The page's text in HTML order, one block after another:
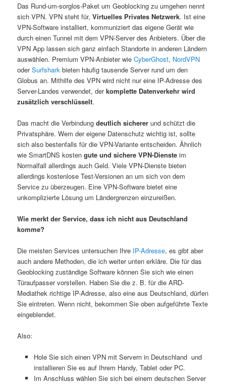
Das Rund-um-sorglos-Paket um Geoblocking zu umgehen nennt
sich VPN. VPN steht für,Virtuelles Privates Netzwerk. Ist eine
VPN-Software installiert, kommuniziert das eigene Gerät wie
durch einen Tunnel mit dem VPN-Server des Anbieters. Über die
VPN App lassen sich ganz einfach Standorte in anderen Ländern
auswählen. Premium VPN-Anbieter wieCyberGhost, NordVPN
oderSurfshark bieten häufig tausende Server rund um den
Globus an. Mithilfe des VPN wird nicht nur eine IP-Adresse des
Server-Landes verwendet, derkomplette Datenverkehr wird
zusätzlich verschlüsselt.
Das macht die Verbindungdeutlich sicherer und schützt die
Privatsphäre. Wem der eigene Datenschutz wichtig ist, sollte
sich also bestenfalls für die VPN-Variante entscheiden. Ähnlich
wie SmartDNS kostengute und sichere VPN-Dienste im
Normalfall allerdings auch Geld. Viele VPN-Dienste bieten
allerdings kostenlose Test-Versionen an um sich von dem
Service zu überzeugen. Eine VPN-Software bietet eine
unkomplizierte Lösung um Ländergrenzen einzureißen.
Wie merkt der Service, dass ich nicht aus Deutschland
komme?
Die meisten Services untersuchen Ihre IP-Adresse, es gibt aber
auch andere Methoden, die ich weiter unten erkläre. Die für das
Geoblocking zuständige Software können Sie sich wie einen
Türaufpasser vorstellen. Haben Sie die z. B. für die ARD-
Mediathek richtige IP-Adresse, also eine aus Deutschland, dürfen
Sie eintreten. Wenn nicht, bekommen Sie oben aufgeführte Texte
eingeblendet.
Also:
Hole Sie sich einen VPN mit Servern in Deutschland und
installieren Sie es auf Ihrem Handy, Tablet oder PC.
Im Anschluss wählen Sie sich bei einem deutschen Server